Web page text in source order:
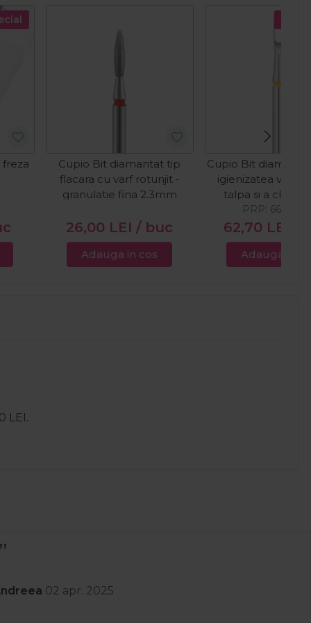
Cupio Bit diamantat tip
flacara cu varf rotunjit -
granulatie fina 2.3mm
26,00 LEI / buc
Adauga in cos
Cupio Bit
igienizatea
talpa si a
1.8mm
62,70 LEI
PRP: 66,00
Adauga in
LEI.
rapid prompți cu lucruri de calitate am luat ceva
.Recomand